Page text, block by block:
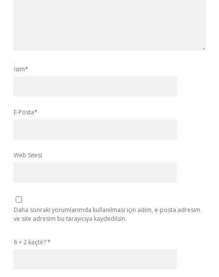
İsim*
E-Posta*
Web Sitesi
Daha sonraki yorumlarımda kullanılması için adım, e-posta adresim
ve site adresim bu tarayıcıya kaydedilsin.
6 + 2 kaçtır?*